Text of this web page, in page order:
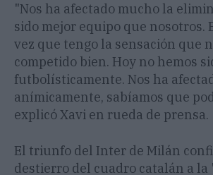
"Nos ha afectado mucho la
sido mejor equipo que nosotros.
vez que tengo la sensación que
competido bien. Hoy no hemos
futbolísticamente. Nos ha
anímicamente, sabíamos que
explicó Xavi en rueda de prensa.
El triunfo del Inter de Milán
destierro del cuadro catalán a la